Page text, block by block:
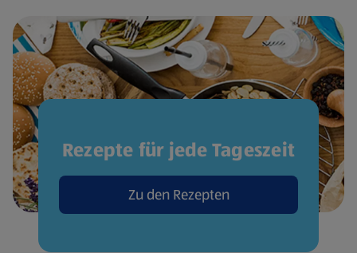
Rezepte für jede Tageszeit
Zu den Rezepten